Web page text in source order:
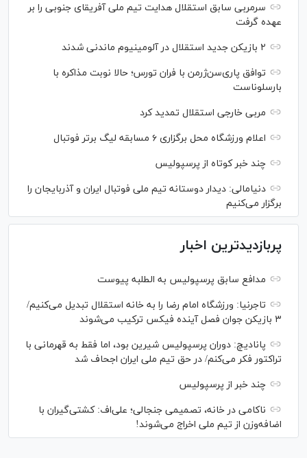
سرمربی سابق استقلال هدایت تیم ملی آفریقای جنوبی را بر
عهده گرفت
۲ بازیکن جدید استقلال در آلومینیوم ماندنی شدند
توافق پاری‌سن‌ژرمن با فران تورس؛ حالا نوبت مذاکره با
بارسلوناست
مربی خارجی استقلال تمدید کرد
اعلام ورزشگاه محل برگزاری ۶ مسابقه لیگ برتر فوتبال
چند خبر کوتاه از پرسپولیس
دنیامالی: دیدار دوستانه تیم ملی فوتبال ایران و آذربایجان را
برگزار می‌کنیم
پربازدیدترین اخبار
مدافع سابق پرسپولیس به الطلبه پیوست
تاجرنیا: ورزشگاه امام رضا را به خانه استقلال تبدیل می‌کنیم/
۳ بازیکن جوان فصل آینده فیکس ترکیب می‌شوند
پانادیچ: دوران پرسپولیس شیرین بود، اما فقط به قهرمانی با
تراکتور فکر می‌کنم/ در حق تیم ملی ایران اجحاف شد
چند خبر از پرسپولیس
ناکامی در خانه، تصمیمی جنجالی؛ علی‌اف: کشتی‌گیران با
اضافه‌وزن از تیم ملی اخراج می‌شوند!